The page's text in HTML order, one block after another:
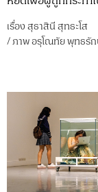
เรื่องสุธาสินี สุทธะโส
/ภาพอรุโณทัย พุทธรัก